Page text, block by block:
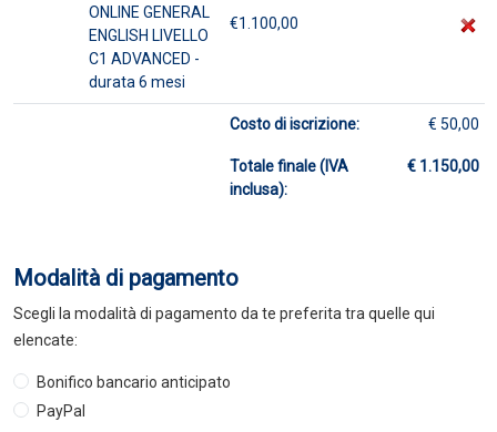
ONLINE GENERAL
ENGLISH LIVELLO
C1 ADVANCED -
durata 6 mesi
€1.100,00
Costo di iscrizione: € 50,00
Totale finale (IVA
inclusa):
€ 1.150,00
Modalità di pagamento
Scegli la modalità di pagamento da te preferita tra quelle qui
elencate:
Bonifico bancario anticipato
PayPal